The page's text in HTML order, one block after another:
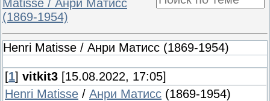
Matisse / Анри Матисс
(1869-1954)
Henri Matisse / Анри Матисс (1869-1954)
[1] vitkit3 [15.08.2022, 17:05]
Henri Matisse / Анри Матисс (1869-1954)